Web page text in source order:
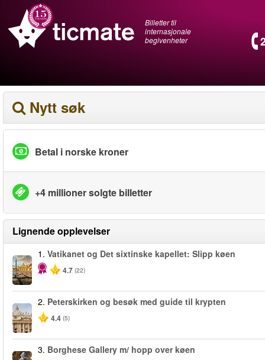
Billetter til
internasjonale
begivenheter
Nytt søk
Betal i norske kroner
+4 millioner solgte billetter
Lignende opplevelser
1. Vatikanet og Det sixtinske kapellet: Slipp køen
4.7 (22)
2. Peterskirken og besøk med guide til krypten
4.4 (5)
3. Borghese Gallery m/ hopp over køen